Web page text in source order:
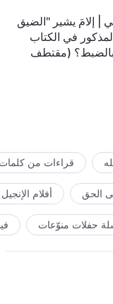
| إلامَ يشير "الضيق
في الكتاب
(مقتطف
قراءات من كلمات
أفلام الإنجيل
حفلات منوّعات